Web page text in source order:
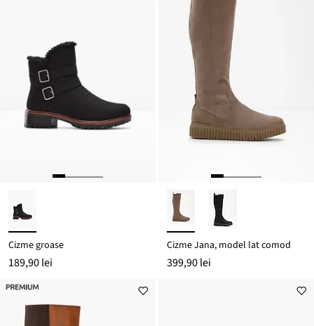
Cizme groase
189,90 lei
Cizme Jana, model lat comod
399,90 lei